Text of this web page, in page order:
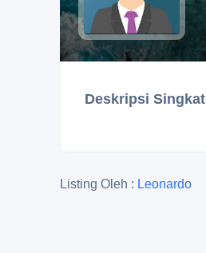
Deskripsi Singkat
Listing Oleh : Leonardo